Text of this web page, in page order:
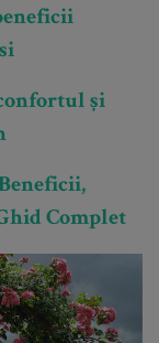
și
Complet